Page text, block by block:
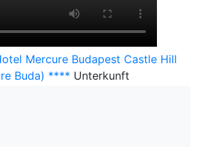
Mercure Budapest Castle Hill
Buda) **** Unterkunft